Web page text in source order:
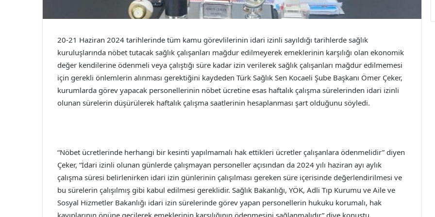
20-21 Haziran 2024 tarihlerinde tüm kamu görevlilerinin idari izinli sayıldığı tarihlerde sağlık
kuruluşlarında nöbet tutacak sağlık çalışanları mağdur edilmeyerek emeklerinin karşılığı olan ekonomik
değer kendilerine ödenmeli veya çalıştığı süre kadar izin verilerek sağlık çalışanları mağdur edilmemesi
için gerekli önlemlerin alınması gerektiğini kaydeden Türk Sağlık Sen Kocaeli Şube Başkanı Ömer Çeker,
kurumlarda görev yapacak personellerinin nöbet ücretine esas haftalık çalışma sürelerinden idari izinli
olunan sürelerin düşürülerek haftalık çalışma saatlerinin hesaplanması şart olduğunu söyledi.
“Nöbet ücretlerinde herhangi bir kesinti yapılmamalı hak ettikleri ücretler çalışanlara ödenmelidir” diyen
Çeker, “İdari izinli olunan günlerde çalışmayan personeller açısından da 2024 yılı haziran ayı aylık
çalışma süresi belirlenirken idari izin günlerinin çalışılması gereken süre içerisinde değerlendirilmesi ve
bu sürelerin çalışılmış gibi kabul edilmesi gereklidir. Sağlık Bakanlığı, YÖK, Adli Tıp Kurumu ve Aile ve
Sosyal Hizmetler Bakanlığı idari izin sürelerinde görev yapan personellerin hukuku korumalı, hak